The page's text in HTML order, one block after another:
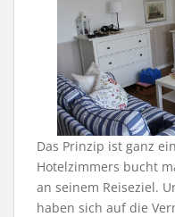
Das Prinzip ist ganz
Hotelzimmers bucht
an seinem Reiseziel.
haben sich auf die